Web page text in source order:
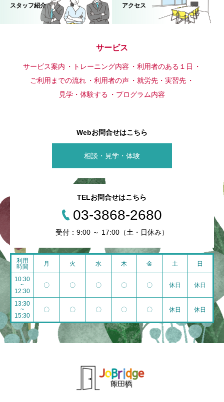
スタッフ紹介 アクセス
サービス
サービス案内 トレーニング内容
利用者のある１日
ご利用までの流れ
利用者の声
就労先・実習先
見学・体験する
プログラム内容
Webお問合せはこちら
相談・見学・体験
TELお問合せはこちら
03-3868-2680
受付：9:00 ～ 17:00（土・日休み）
利用
時間
月 火 水 木 金 土 日
10:30
~
12:30
〇 〇 〇 〇 〇 休日 休日
13:30
~
15:30
〇 〇 〇 〇 〇 休日 休日